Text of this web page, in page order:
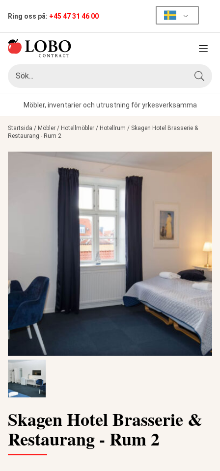
Ring oss på: +45 47 31 46 00
Meny
Sök
Möbler, inventarier och utrustning för yrkesverksamma
Startsida / Möbler / Hotellmöbler / Hotellrum / Skagen Hotel Brasserie &
Restaurang - Rum 2
Skagen Hotel Brasserie &
Restaurang - Rum 2